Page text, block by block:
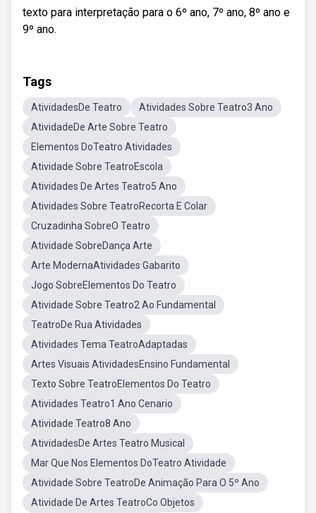
texto para interpretação para o 6º ano, 7º ano, 8º ano e
9º ano.
Tags
AtividadesDe Teatro
Atividades Sobre Teatro3 Ano
AtividadeDe Arte Sobre Teatro
Elementos DoTeatro Atividades
Atividade Sobre TeatroEscola
Atividades De Artes Teatro5 Ano
Atividades Sobre TeatroRecorta E Colar
Cruzadinha SobreO Teatro
Atividade SobreDança Arte
Arte ModernaAtividades Gabarito
Jogo SobreElementos Do Teatro
Atividade Sobre Teatro2 Ao Fundamental
TeatroDe Rua Atividades
Atividades Tema TeatroAdaptadas
Artes Visuais AtividadesEnsino Fundamental
Texto Sobre TeatroElementos Do Teatro
Atividades Teatro1 Ano Cenario
Atividade Teatro8 Ano
AtividadesDe Artes Teatro Musical
Mar Que Nos Elementos DoTeatro Atividade
Atividade Sobre TeatroDe Animação Para O 5º Ano
Atividade De Artes TeatroCo Objetos